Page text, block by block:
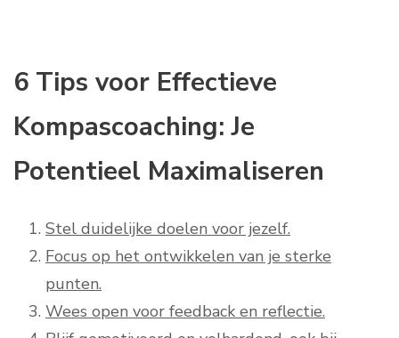
6 Tips voor Effectieve
Kompascoaching: Je
Potentieel Maximaliseren
Stel duidelijke doelen voor jezelf.
Focus op het ontwikkelen van je sterke
punten.
Wees open voor feedback en reflectie.